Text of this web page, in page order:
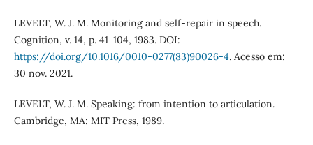
LEVELT, W. J. M. Monitoring and self-repair in speech.
Cognition, v. 14, p. 41-104, 1983. DOI:
https://doi.org/10.1016/0010-0277(83)90026-4. Acesso em:
30 nov. 2021.
LEVELT, W. J. M. Speaking: from intention to articulation.
Cambridge, MA: MIT Press, 1989.